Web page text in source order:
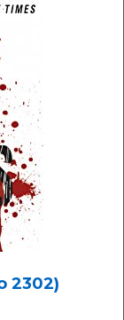
2302)